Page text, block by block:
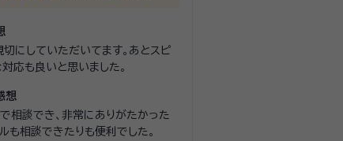
切にしていただいてます。あとスピ
応も良いと思いました。
想
で相談でき、非常にありがたかった
も相談できたりも便利でした。